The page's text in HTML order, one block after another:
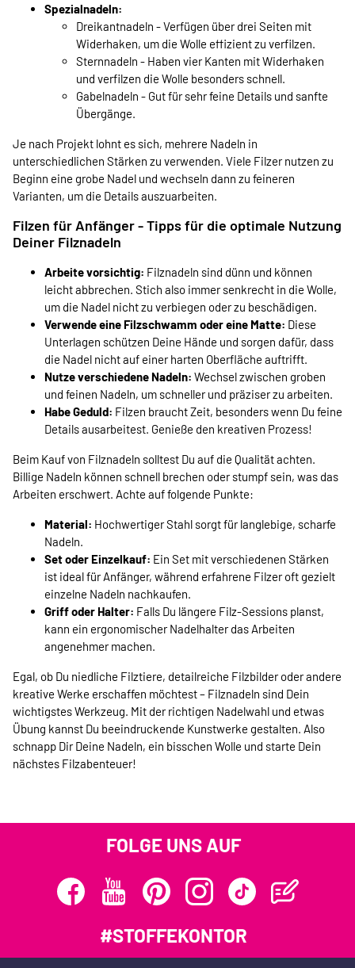
Spezialnadeln:
Dreikantnadeln - Verfügen über drei Seiten mit
Widerhaken, um die Wolle effizient zu verfilzen.
Sternnadeln - Haben vier Kanten mit Widerhaken
und verfilzen die Wolle besonders schnell.
Gabelnadeln - Gut für sehr feine Details und sanfte
Übergänge.
Je nach Projekt lohnt es sich, mehrere Nadeln in
unterschiedlichen Stärken zu verwenden. Viele Filzer nutzen zu
Beginn eine grobe Nadel und wechseln dann zu feineren
Varianten, um die Details auszuarbeiten.
Filzen für Anfänger - Tipps für die optimale Nutzung
Deiner Filznadeln
Arbeite vorsichtig: Filznadeln sind dünn und können
leicht abbrechen. Stich also immer senkrecht in die Wolle,
um die Nadel nicht zu verbiegen oder zu beschädigen.
Verwende eine Filzschwamm oder eine Matte: Diese
Unterlagen schützen Deine Hände und sorgen dafür, dass
die Nadel nicht auf einer harten Oberfläche auftrifft.
Nutze verschiedene Nadeln: Wechsel zwischen groben
und feinen Nadeln, um schneller und präziser zu arbeiten.
Habe Geduld: Filzen braucht Zeit, besonders wenn Du feine
Details ausarbeitest. Genieße den kreativen Prozess!
Beim Kauf von Filznadeln solltest Du auf die Qualität achten.
Billige Nadeln können schnell brechen oder stumpf sein, was das
Arbeiten erschwert. Achte auf folgende Punkte:
Material: Hochwertiger Stahl sorgt für langlebige, scharfe
Nadeln.
Set oder Einzelkauf: Ein Set mit verschiedenen Stärken
ist ideal für Anfänger, während erfahrene Filzer oft gezielt
einzelne Nadeln nachkaufen.
Griff oder Halter: Falls Du längere Filz-Sessions planst,
kann ein ergonomischer Nadelhalter das Arbeiten
angenehmer machen.
Egal, ob Du niedliche Filztiere, detailreiche Filzbilder oder andere
kreative Werke erschaffen möchtest – Filznadeln sind Dein
wichtigstes Werkzeug. Mit der richtigen Nadelwahl und etwas
Übung kannst Du beeindruckende Kunstwerke gestalten. Also
schnapp Dir Deine Nadeln, ein bisschen Wolle und starte Dein
nächstes Filzabenteuer!
FOLGE UNS AUF
#STOFFEKONTOR